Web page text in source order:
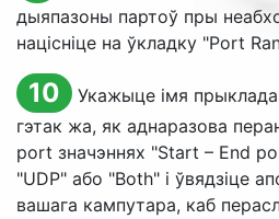
дыяпазоны партоў пры
націсніце на ўкладку "Port
10
Укажыце імя
гэтак жа, як аднаразова
port значэннях "Start – End
"UDP" або "Both" і ўвядзіце
вашага кампутара, каб